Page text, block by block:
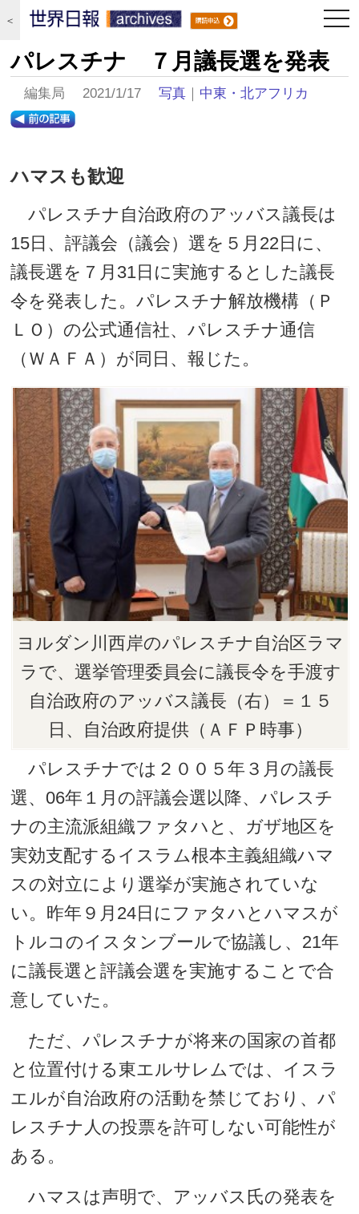
＜
パレスチナ ７月議長選を発表
編集局 2021/1/17写真 ｜ 中東・北アフリカ
ハマスも歓迎
パレスチナ自治政府のアッバス議長は
15日、評議会（議会）選を５月22日に、
議長選を７月31日に実施するとした議長
令を発表した。パレスチナ解放機構（Ｐ
ＬＯ）の公式通信社、パレスチナ通信
（ＷＡＦＡ）が同日、報じた。
ヨルダン川西岸のパレスチナ自治区ラマ
ラで、選挙管理委員会に議長令を手渡す
自治政府のアッバス議長（右）＝１５
日、自治政府提供（ＡＦＰ時事）
パレスチナでは２００５年３月の議長
選、06年１月の評議会選以降、パレスチ
ナの主流派組織ファタハと、ガザ地区を
実効支配するイスラム根本主義組織ハマ
スの対立により選挙が実施されていな
い。昨年９月24日にファタハとハマスが
トルコのイスタンブールで協議し、21年
に議長選と評議会選を実施することで合
意していた。
ただ、パレスチナが将来の国家の首都
と位置付ける東エルサレムでは、イスラ
エルが自治政府の活動を禁じており、パ
レスチナ人の投票を許可しない可能性が
ある。
ハマスは声明で、アッバス氏の発表を